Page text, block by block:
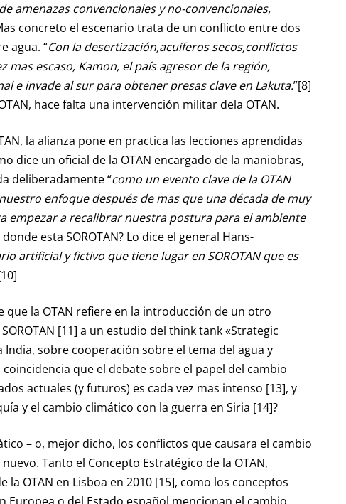
amenazas convencionales y no-convencionales,
concreto el escenario trata de un conflicto entre dos
agua. “Con la desertización,acuíferos secos,conflictos
mas escaso, Kamon, el país agresor de la región,
e invade al sur para obtener presas clave en Lakuta.”[8]
hace falta una intervención militar dela OTAN.
la alianza pone en practica las lecciones aprendidas
dice un oficial de la OTAN encargado de la maniobras,
deliberadamente “como un evento clave de la OTAN
enfoque después de mas que una década de muy
empezar a recalibrar nuestra postura para el ambiente
donde esta SOROTAN? Lo dice el general Hans-
artificial y fictivo que tiene lugar en SOROTAN que es
que la OTAN refiere en la introducción de un otro
[11] a un estudio del think tank «Strategic
India, sobre cooperación sobre el tema del agua y
que el debate sobre el papel del cambio
actuales (y futuros) es cada vez mas intenso [13], y
y el cambio climático con la guerra en Siria [14]?
– o, mejor dicho, los conflictos que causara el cambio
Tanto el Concepto Estratégico de la OTAN,
OTAN en Lisboa en 2010 [15], como los conceptos